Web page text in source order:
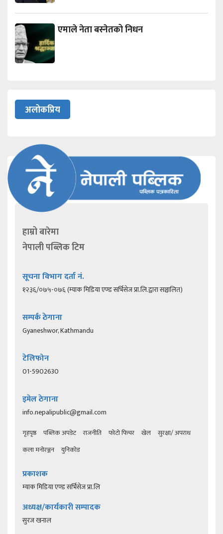
एमाले नेता बस्नेतको निधन
अलोकप्रिय
हाम्रो बारेमा
नेपाली पब्लिक टिम
सूचना विभाग दर्ता नं.
१२३६/०७५-०७६ (म्याक मिडिया एण्ड सर्भिसेज प्रा.लि.द्वारा सञ्चालित)
सम्पर्क ठेगाना
Gyaneshwor, Kathmandu
टेलिफोन
01-5902630
इमेल ठेगाना
info.nepalipublic@gmail.com
गृहपृष्ठ पब्लिक अपडेट राजनीति फोटो फिचर खेल
सुरक्षा/ अपराध
कला मनोरञ्जन
युनिकोड
प्रकाशक
म्याक मिडिया एण्ड सर्भिसेज प्रा.लि
अध्यक्ष/कार्यकारी सम्पादक
सुरज खनाल